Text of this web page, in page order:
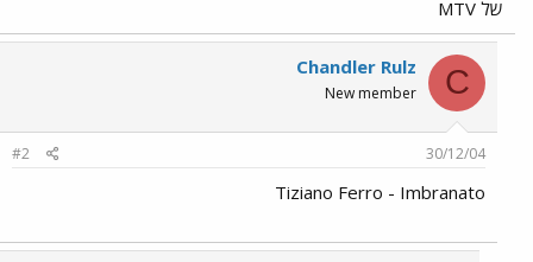
של MTV
C
Chandler Rulz
New member
30/12/04
#2
Tiziano Ferro - Imbranato